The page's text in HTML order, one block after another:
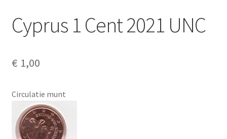
Alg. voorw.
Privacybeleid PMH Enibas
Cyprus 1 Cent 2021 UNC
€ 1,00
Circulatie munt